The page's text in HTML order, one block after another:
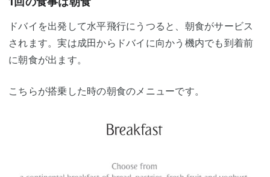
ドバイを出発して水平飛行にうつると、朝食がサービス
されます。実は成田からドバイに向かう機内でも到着前
に朝食が出ます。
こちらが搭乗した時の朝食のメニューです。